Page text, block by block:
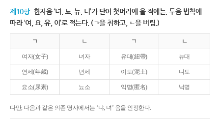
제10항 한자음 ‘녀, 뇨, 뉴, 니’가 단어 첫머리에 올 적에는, 두음 법칙에
따라 ‘여, 요, 유, 이’로 적는다. (ㄱ을 취하고, ㄴ을 버림.)
ㄱ ㄴ ㄱ ㄴ
여자(女子) 녀자 유대(紐帶) 뉴대
연세(年歲) 년세 이토(泥土) 니토
요소(尿素) 뇨소 익명(匿名) 닉명
다만, 다음과 같은 의존 명사에서는 ‘냐, 녀’ 음을 인정한다.